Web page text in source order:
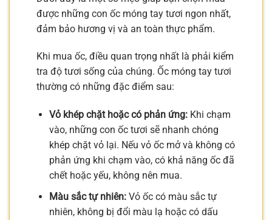
được những con ốc móng tay tươi ngon nhất,
đảm bảo hương vị và an toàn thực phẩm.
Khi mua ốc, điều quan trọng nhất là phải kiểm
tra độ tươi sống của chúng. Ốc móng tay tươi
thường có những đặc điểm sau:
Vỏ khép chặt hoặc có phản ứng:Khi chạm
vào, những con ốc tươi sẽ nhanh chóng
khép chặt vỏ lại. Nếu vỏ ốc mở và không có
phản ứng khi chạm vào, có khả năng ốc đã
chết hoặc yếu, không nên mua.
Màu sắc tự nhiên:Vỏ ốc có màu sắc tự
nhiên, không bị đổi màu lạ hoặc có dấu